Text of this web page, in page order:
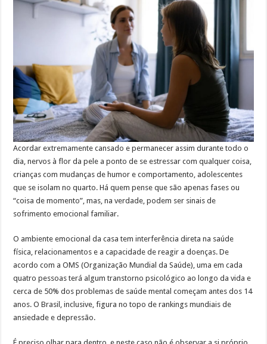
Acordar extremamente cansado e permanecer assim durante todo o
dia, nervos à flor da pele a ponto de se estressar com qualquer coisa,
crianças com mudanças de humor e comportamento, adolescentes
que se isolam no quarto. Há quem pense que são apenas fases ou
“coisa de momento”, mas, na verdade, podem ser sinais de
sofrimento emocional familiar.
O ambiente emocional da casa tem interferência direta na saúde
física, relacionamentos e a capacidade de reagir a doenças. De
acordo com a OMS (Organização Mundial da Saúde), uma em cada
quatro pessoas terá algum transtorno psicológico ao longo da vida e
cerca de 50% dos problemas de saúde mental começam antes dos 14
anos. O Brasil, inclusive, figura no topo de rankings mundiais de
ansiedade e depressão.